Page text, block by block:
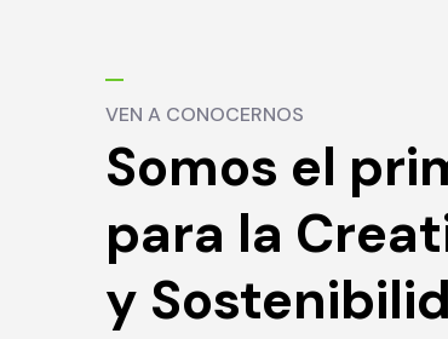
VEN A CONOCERNOS
Somos el
para la
y